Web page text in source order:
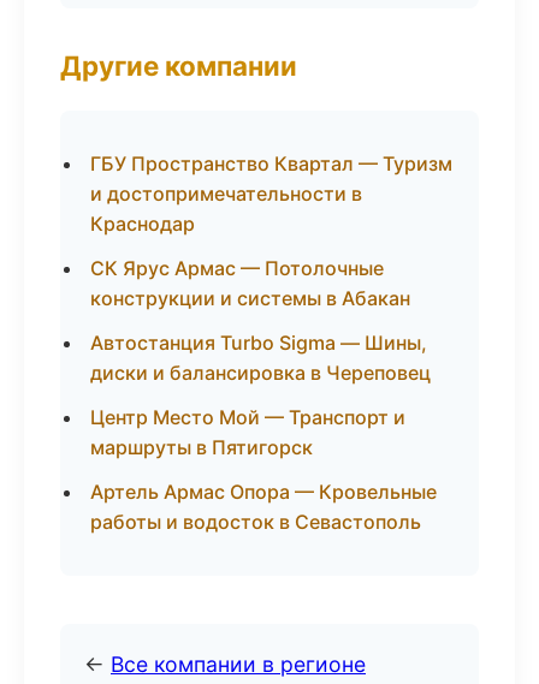
Другие компании
ГБУ Пространство Квартал — Туризм
и достопримечательности в
Краснодар
СК Ярус Армас — Потолочные
конструкции и системы в Абакан
Автостанция Turbo Sigma — Шины,
диски и балансировка в Череповец
Центр Место Мой — Транспорт и
маршруты в Пятигорск
Артель Армас Опора — Кровельные
работы и водосток в Севастополь
← Все компании в регионе